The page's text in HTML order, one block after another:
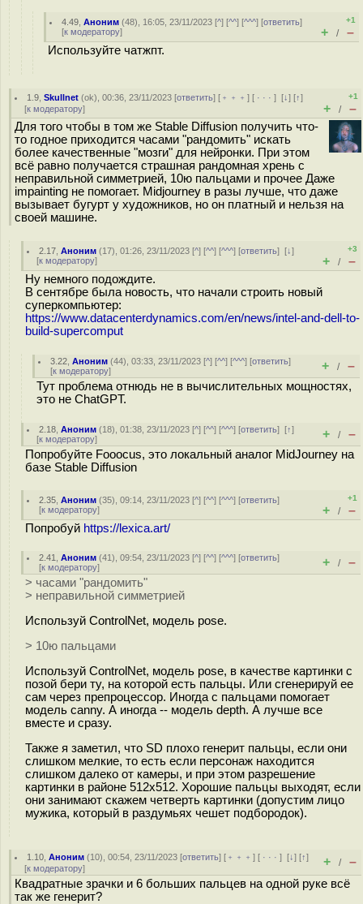
4.49 ,Аноним (48), 16:05, 23/11/2023 [^] [^^] [^^^] [ответить]
[к модератору]
+1
+ / –
Используйте чатжпт.
1.9 ,Skullnet (ok), 00:36, 23/11/2023 [ответить] [ ﹢﹢﹢] [ · · ·][↓] [↑]
[к модератору]
+1
+ / –
Для того чтобы в том же Stable Diffusion получить что-
то годное приходится часами "рандомить" искать
более качественные "мозги" для нейронки. При этом
всё равно получается страшная рандомная хрень с
неправильной симметрией, 10ю пальцами и прочее Даже
impainting не помогает. Midjourney в разы лучше, что даже
вызывает бугурт у художников, но он платный и нельзя на
своей машине.
2.17 ,Аноним (17), 01:26, 23/11/2023 [^] [^^] [^^^] [ответить][↓]
[к модератору]
+3
+ / –
Ну немного подождите.
В сентябре была новость, что начали строить новый
суперкомпьютер:
https://www.datacenterdynamics.com/en/news/intel-and-dell-to-
build-supercomput
3.22 ,Аноним (44), 03:33, 23/11/2023 [^] [^^] [^^^] [ответить]
[к модератору] + / –
Тут проблема отнюдь не в вычислительных мощностях,
это не ChatGPT.
2.18 ,Аноним (18), 01:38, 23/11/2023 [^] [^^] [^^^] [ответить][↑]
[к модератору] + / –
Попробуйте Fooocus, это локальный аналог MidJourney на
базе Stable Diffusion
2.35 ,Аноним (35), 09:14, 23/11/2023 [^] [^^] [^^^] [ответить]
[к модератору]
+1
+ / –
Попробуй https://lexica.art/
2.41 ,Аноним (41), 09:54, 23/11/2023 [^] [^^] [^^^] [ответить]
[к модератору] + / –
> часами "рандомить"
> неправильной симметрией
Используй ControlNet, модель pose.
> 10ю пальцами
Используй ControlNet, модель pose, в качестве картинки с
позой бери ту, на которой есть пальцы. Или сгенерируй ее
сам через препроцессор. Иногда с пальцами помогает
модель canny. А иногда -- модель depth. А лучше все
вместе и сразу.
Также я заметил, что SD плохо генерит пальцы, если они
слишком мелкие, то есть если персонаж находится
слишком далеко от камеры, и при этом разрешение
картинки в районе 512x512. Хорошие пальцы выходят, если
они занимают скажем четверть картинки (допустим лицо
мужика, который в раздумьях чешет подбородок).
1.10 ,Аноним (10), 00:54, 23/11/2023 [ответить] [ ﹢﹢﹢] [ · · ·][↓] [↑]
[к модератору] + / –
Квадратные зрачки и 6 больших пальцев на одной руке всё
так же генерит?